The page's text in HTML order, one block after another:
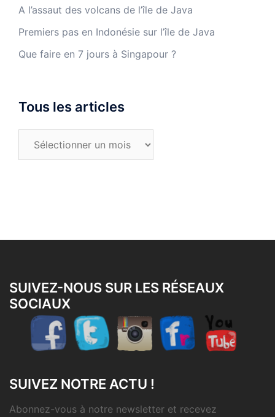
A l’assaut des volcans de l’île de Java
Premiers pas en Indonésie sur l’île de Java
Que faire en 7 jours à Singapour ?
Tous les articles
SUIVEZ-NOUS SUR LES RÉSEAUX
SOCIAUX
SUIVEZ NOTRE ACTU !
Abonnez-vous à notre newsletter et recevez